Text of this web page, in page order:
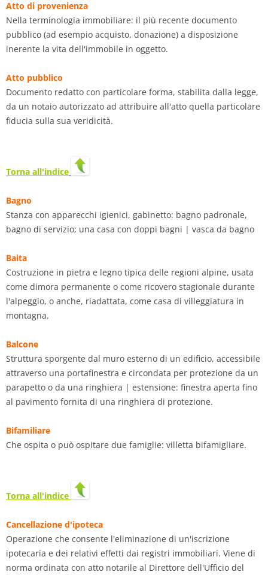
Atto di provenienza
Nella terminologia immobiliare: il più recente documento
pubblico (ad esempio acquisto, donazione) a disposizione
inerente la vita dell'immobile in oggetto.
Atto pubblico
Documento redatto con particolare forma, stabilita dalla legge,
da un notaio autorizzato ad attribuire all'atto quella particolare
fiducia sulla sua veridicità.
Torna all'indice
Bagno
Stanza con apparecchi igienici, gabinetto: bagno padronale,
bagno di servizio; una casa con doppi bagni | vasca da bagno
Baita
Costruzione in pietra e legno tipica delle regioni alpine, usata
come dimora permanente o come ricovero stagionale durante
l'alpeggio, o anche, riadattata, come casa di villeggiatura in
montagna.
Balcone
Struttura sporgente dal muro esterno di un edificio, accessibile
attraverso una portafinestra e circondata per protezione da un
parapetto o da una ringhiera | estensione: finestra aperta fino
al pavimento fornita di una ringhiera di protezione.
Bifamiliare
Che ospita o può ospitare due famiglie: villetta bifamigliare.
Torna all'indice
Cancellazione d'ipoteca
Operazione che consente l'eliminazione di un'iscrizione
ipotecaria e dei relativi effetti dai registri immobiliari. Viene di
norma ordinata con atto notarile al Direttore dell'Ufficio del